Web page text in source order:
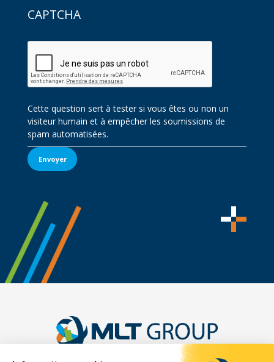
CAPTCHA
Cette question sert à tester si vous êtes ou non un
visiteur humain et à empêcher les soumissions de
spam automatisées.
Envoyer